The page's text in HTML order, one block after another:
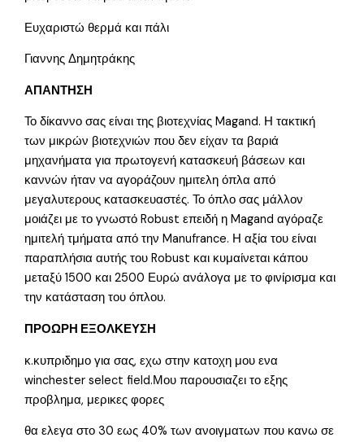
Ευχαριστώ θερμά και πάλι
Γιαννης Δημητράκης
ΑΠΑΝΤΗΣΗ
Το δίκαννο σας είναι της βιοτεχνίας Magand. Η τακτική
των μικρών βιοτεχνιών που δεν είχαν τα βαριά
μηχανήματα για πρωτογενή κατασκευή βάσεων και
καννών ήταν να αγοράζουν ημιτελη όπλα από
μεγαλυτερους κατασκευαστές. Το όπλο σας μάλλον
μοιάζει με το γνωστό Robust επειδή η Magand αγόραζε
ημιτελή τμήματα από την Manufrance. Η αξία του είναι
παραπλήσια αυτής του Robust και κυμαίνεται κάπου
μεταξύ 1500 και 2500 Ευρώ ανάλογα με το φινίρισμα και
την κατάσταση του όπλου.
ΠΡΟΩΡΗ ΕΞΟΛΚΕΥΣΗ
κ.κυπριδημο για σας, εχω στην κατοχη μου ενα
winchester select field.Μου παρουσιαζει το εξης
προβλημα, μερικες φορες
θα ελεγα στο 30 εως 40% των ανοιγματων που κανω σε